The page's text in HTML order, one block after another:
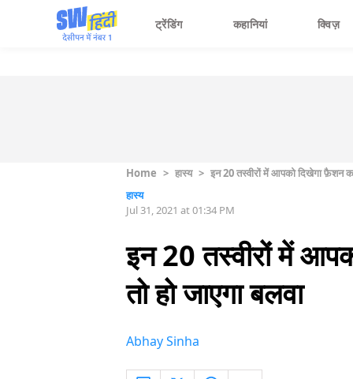
ट्रेंडिंग कहानियां क्विज़
Home > हास्य > इन 20 तस्वीरों में आपको दिखेगा फ़ैशन
हास्य
Jul 31, 2021 at 01:34 PM
इन 20 तस्वीरों में
तो हो जाएगा बलवा
Abhay Sinha